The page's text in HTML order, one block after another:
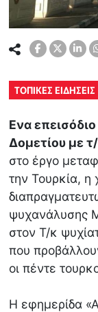
ΤΟΠΙΚΕΣ ΕΙΔΗΣΕΙΣ
Ενα
Δομετίου με
στο έργο
την Τουρκία, η
ψυχανάλυσης
στον Τ/κ
που
οι πέντε
Η εφημερίδα